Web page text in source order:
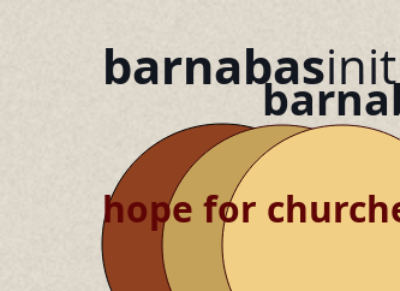
barnabas
hope for hope for